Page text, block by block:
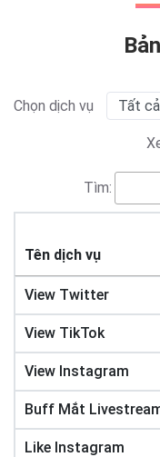
Chọn dịch vụ
Tìm:
Tên dịch vụ
View Twitter
View TikTok
View Instagram
Buff Mắt
Like Instagram